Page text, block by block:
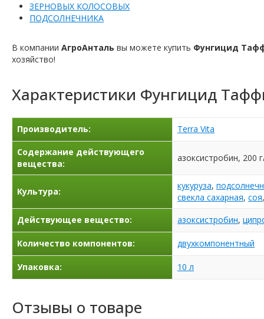
ЗЕРНОВЫХ КОЛОСОВЫХ
ПОДСОЛНЕЧНИКА
В компании АгроАнталь вы можете купить Фунгицид
хозяйство!
Характеристики Фунгицид
Производитель: Terra Vita
Содержание действующего
вещества:
азоксистробин, 200
Культура:
кукуруза,
свекла сахарная, соя
Действующее вещество:
азоксистробин,
Количество компонентов: двухкомпонентный
Упаковка: 10 л
Отзывы о товаре